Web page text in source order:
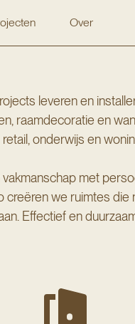
Over
leveren en
raamdecoratie en
onderwijs en
met
creëren we ruimtes die
Effectief en